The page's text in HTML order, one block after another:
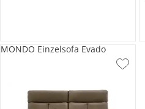
MONDO Einzelsofa Evado